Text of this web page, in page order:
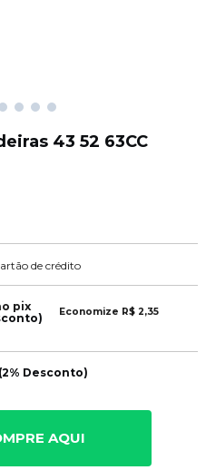
43 52 63CC
de crédito
pix
Economize R$ 2,35
(2% Desconto)
AQUI